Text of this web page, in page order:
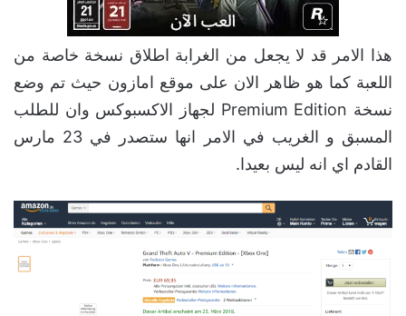
هذا الامر قد لا يجعل من الغرابة اطلاق نسخة خاصة من
اللعبة كما هو ظاهر الان على موقع امازون حيث تم وضع
نسخة Premium Edition لجهاز الاكسبوكس وان للطلب
المسبق و الغريب في الامر انها ستصدر في 23 مارس
القادم اي انه ليس بعيدا.